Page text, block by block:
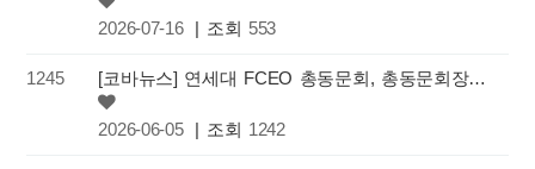
2026-07-16 | 조회 553
1245 [코바뉴스] 연세대 FCEO 총동문회, 총동문회장배 자선골프대회를 통해 “피해자 지원을 위한 쌀 100포” …
2026-06-05 | 조회 1242